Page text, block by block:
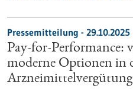
Pressemitteilung - 29.10.2025
Pay-for-Performance:
moderne Optionen in
Arzneimittelvergütung